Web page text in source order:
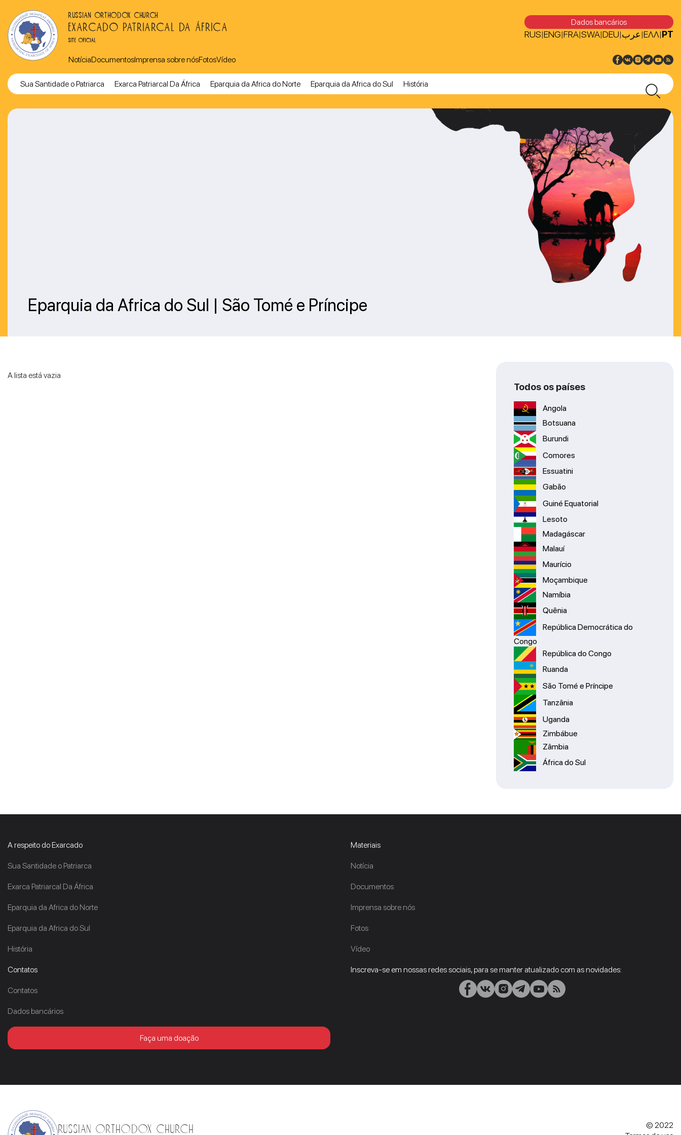
RUSSIAN ORTHODOX CHURCH
EXARCADO PATRIARCAL DA ÁFRICA
SITE OFICIAL
Dados bancários
RUS|ENG|FRA|SWA|DEU|عرب|ΕΛΛ|PT
NotíciaDocumentosImprensa sobre nósFotosVídeo
Sua Santidade o Patriarca Exarca Patriarcal Da África Eparquia da Africa do Norte Eparquia da Africa do Sul História
Eparquia da Africa do Sul | São Tomé e Príncipe
A lista está vazia
Todos os países
Angola
Botsuana
Burundi
Comores
Essuatini
Gabão
Guiné Equatorial
Lesoto
Madagáscar
Malauí
Maurício
Moçambique
Namíbia
Quênia
República Democrática do
Congo
República do Congo
Ruanda
São Tomé e Príncipe
Tanzânia
Uganda
Zimbábue
Zâmbia
África do Sul
A respeito do Exarcado
Sua Santidade o Patriarca
Exarca Patriarcal Da África
Eparquia da Africa do Norte
Eparquia da Africa do Sul
História
Materiais
Notícia
Documentos
Imprensa sobre nós
Fotos
Vídeo
Contatos
Contatos
Dados bancários
Faça uma doação
Inscreva-se em nossas redes sociais, para se manter atualizado com as novidades:
Russian Orthodox Church
© 2022